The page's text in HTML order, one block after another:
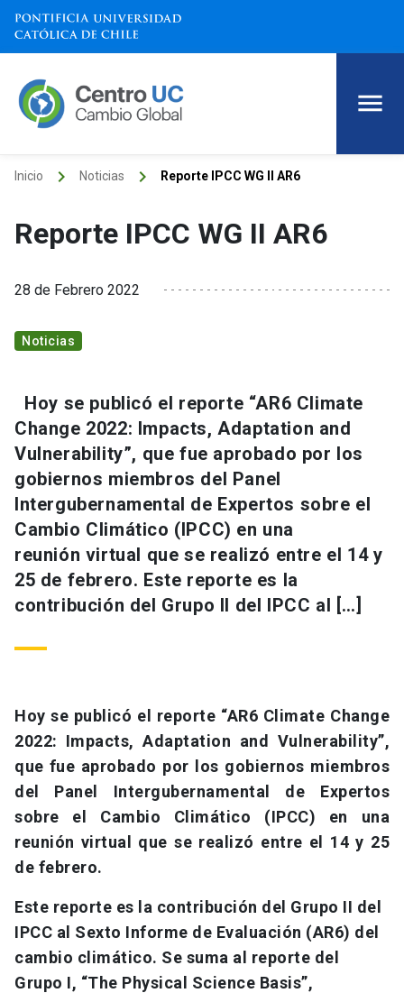
Inicio keyboard_arrow_right Noticias keyboard_arrow_right Reporte IPCC WG II AR6
Reporte IPCC WG II AR6
28 de Febrero 2022
Noticias
Hoy se publicó el reporte “AR6 Climate
Change 2022: Impacts, Adaptation and
Vulnerability”, que fue aprobado por los
gobiernos miembros del Panel
Intergubernamental de Expertos sobre el
Cambio Climático (IPCC) en una
reunión virtual que se realizó entre el 14 y
25 de febrero. Este reporte es la
contribución del Grupo II del IPCC al […]
Hoy se publicó el reporte “AR6 Climate Change
2022: Impacts, Adaptation and Vulnerability”,
que fue aprobado por los gobiernos miembros
del Panel Intergubernamental de Expertos
sobre el Cambio Climático (IPCC) en una
reunión virtual que se realizó entre el 14 y 25
de febrero.
Este reporte es la contribución del Grupo II del
IPCC al Sexto Informe de Evaluación (AR6) del
cambio climático. Se suma al reporte del
Grupo I, “The Physical Science Basis”,